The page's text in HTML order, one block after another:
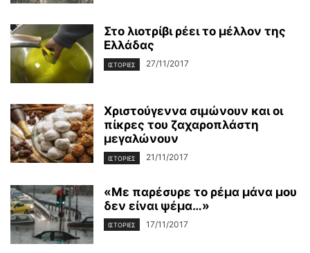
Στο λιοτρίβι ρέει το μέλλον της
Ελλάδας
ΙΣΤΟΡΊΕΣ 27/11/2017
Χριστούγεννα σιμώνουν και οι
πίκρες του ζαχαροπλάστη
μεγαλώνουν
ΙΣΤΟΡΊΕΣ 21/11/2017
«Με παρέσυρε το ρέμα μάνα μου
δεν είναι ψέμα…»
ΙΣΤΟΡΊΕΣ 17/11/2017